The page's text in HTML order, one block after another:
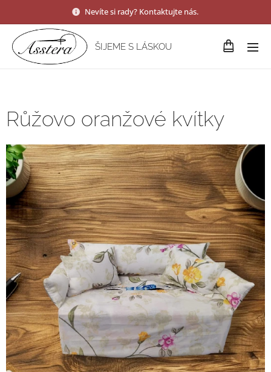
Nevíte si rady? Kontaktujte nás.
ŠIJEME S LÁSKOU
Růžovo oranžové kvítky